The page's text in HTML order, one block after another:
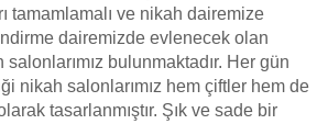
tamamlamalı ve nikah dairemize
dairemizde evlenecek olan
bulunmaktadır. Her gün
nikah salonlarımız hem çiftler hem de
tasarlanmıştır. Şık ve sade bir